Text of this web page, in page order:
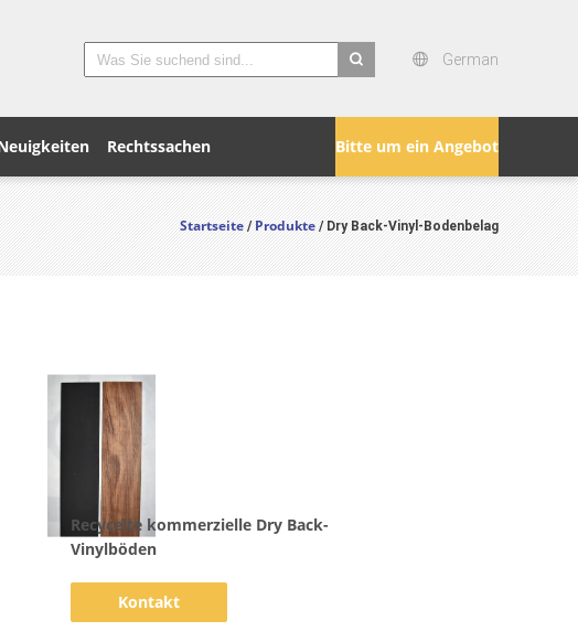
German
Bitte um ein Angebot
Rechtssachen
Startseite /Produkte/ Dry Back-Vinyl-Bodenbelag
Recycelte kommerzielle Dry Back-
Vinylböden
Kontakt